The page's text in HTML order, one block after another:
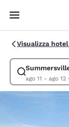
Vai A Contenuto
Visualizza
ago 11 - ago 12
Modifica la